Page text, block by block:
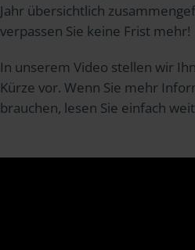
Jahr übersichtlich
verpassen Sie keine Frist mehr!
In unserem Video stellen wir
Kürze vor. Wenn Sie mehr
brauchen, lesen Sie einfach